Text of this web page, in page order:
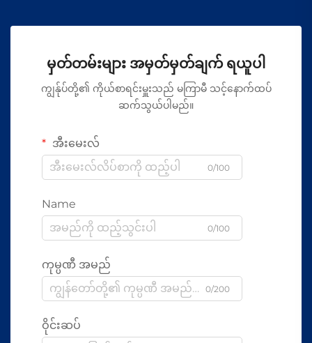
မှတ်တမ်းများ အမှတ်မှတ်ချက် ရယူပါ
ကျွန်ုပ်တို့၏ ကိုယ်စာရင်းမှူးသည် မကြာမီ သင့်နောက်ထပ်
ဆက်သွယ်ပါမည်။
အီးမေးလ်
0/100
Name
0/100
ကုမ္ပဏီ အမည်
0/200
ဝိုင်းဆပ်